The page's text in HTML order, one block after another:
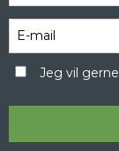
Jeg vil